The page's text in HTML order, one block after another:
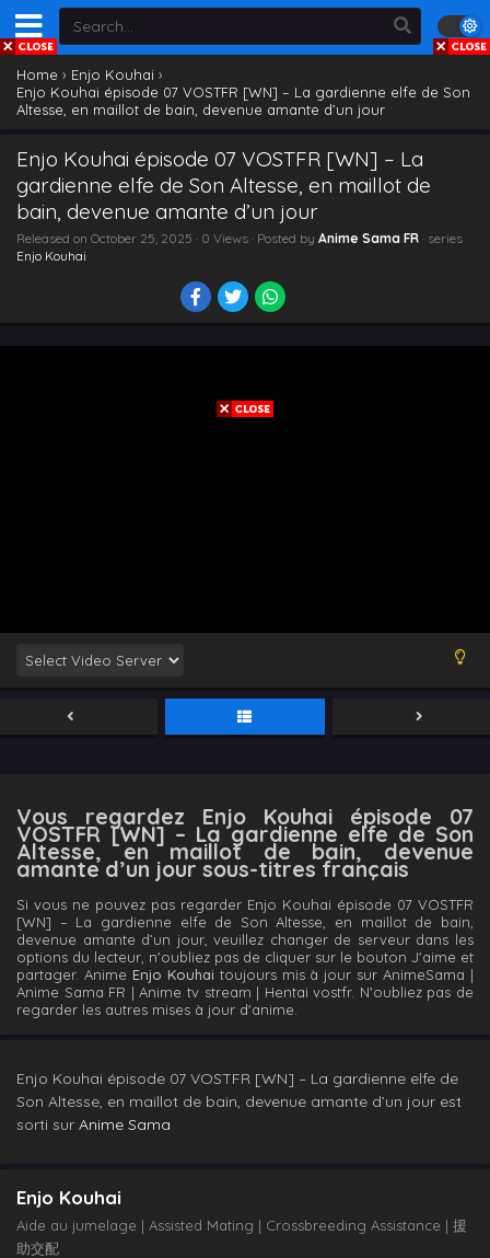
Home › Enjo Kouhai ›
Enjo Kouhai épisode 07 VOSTFR [WN] – La gardienne elfe de Son
Altesse, en maillot de bain, devenue amante d’un jour
Enjo Kouhai épisode 07 VOSTFR [WN] – La
gardienne elfe de Son Altesse, en maillot de
bain, devenue amante d’un jour
Released on October 25, 2025 · 0 Views · Posted by Anime Sama FR · series
Enjo Kouhai
Vous regardez Enjo Kouhai épisode 07
VOSTFR [WN] – La gardienne elfe de Son
Altesse, en maillot de bain, devenue
amante d’un jour sous-titres français
Si vous ne pouvez pas regarder Enjo Kouhai épisode 07 VOSTFR
[WN] – La gardienne elfe de Son Altesse, en maillot de bain,
devenue amante d’un jour, veuillez changer de serveur dans les
options du lecteur, n'oubliez pas de cliquer sur le bouton J'aime et
partager. Anime Enjo Kouhai toujours mis à jour sur AnimeSama |
Anime Sama FR | Anime tv stream | Hentai vostfr. N'oubliez pas de
regarder les autres mises à jour d'anime.
Enjo Kouhai épisode 07 VOSTFR [WN] – La gardienne elfe de
Son Altesse, en maillot de bain, devenue amante d’un jour est
sorti sur Anime Sama
Enjo Kouhai
Aide au jumelage | Assisted Mating | Crossbreeding Assistance | 援
助交配